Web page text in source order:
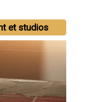
et studios